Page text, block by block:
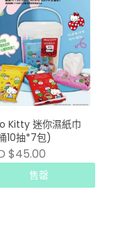
Kitty 迷你濕紙巾
10抽*7包)
$45.00
售罄